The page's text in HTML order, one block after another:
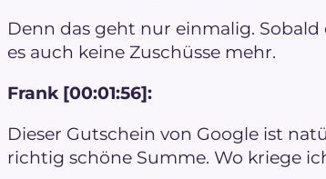
Denn das geht nur einmalig.
es auch keine Zuschüsse mehr.
Frank [00:01:56]:
Dieser Gutschein von Google ist
richtig schöne Summe. Wo kriege